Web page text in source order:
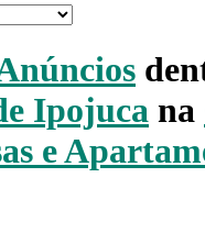
Ipojuca na
e